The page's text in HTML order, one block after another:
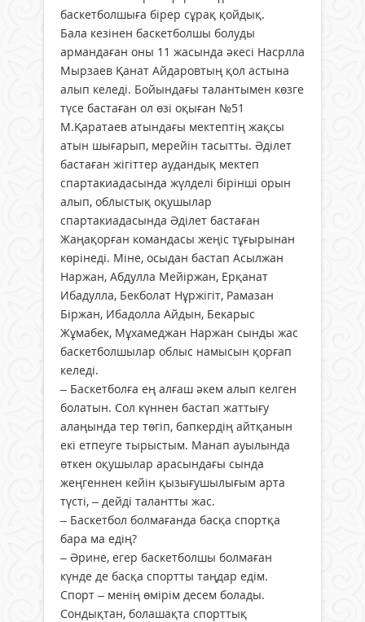
баскетболшыға бірер сұрақ қойдық.
Бала кезінен баскетболшы болуды
армандаған оны 11 жасында әкесі Насрлла
Мырзаев Қанат Айдаровтың қол астына
алып келеді. Бойындағы талантымен көзге
түсе бастаған ол өзі оқыған №51
М.Қаратаев атындағы мектептің жақсы
атын шығарып, мерейін тасытты. Әділет
бастаған жігіттер аудандық мектеп
спартакиадасында жүл­делі бірінші орын
алып, облыстық оқу­шылар
спартакиадасында Әділет бастаған
Жаңақорған командасы жеңіс тұғырынан
көрінеді. Міне, осыдан бастап Асылжан
Наржан, Абдулла Мейіржан, Ерқанат
Ибадулла, Бекболат Нұржігіт, Рамазан
Біржан, Ибадолла Айдын, Бекарыс
Жұмабек, Мұхамеджан Наржан сынды жас
баскетболшылар облыс намысын қорғап
келеді.
– Баскетболға ең алғаш әкем алып келген
болатын. Сол күннен бастап жаттығу
алаңында тер төгіп, бапкердің айтқанын
екі етпеуге тырыстым. Манап ауылында
өткен оқушылар арасындағы сында
жеңгеннен кейін қызығушылығым арта
түсті, – дейді талантты жас.
– Баскетбол болмағанда басқа спортқа
бара ма едің?
– Әрине, егер баскетболшы болмаған
күнде де басқа спортты таңдар едім.
Спорт – менің өмірім десем болады.
Сондықтан, болашақта спорттық